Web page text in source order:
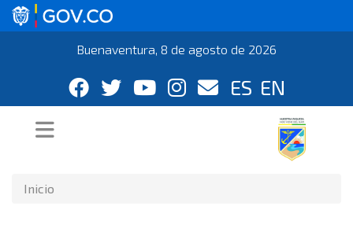
Buenaventura, 8 de agosto de 2026
ES EN
Inicio